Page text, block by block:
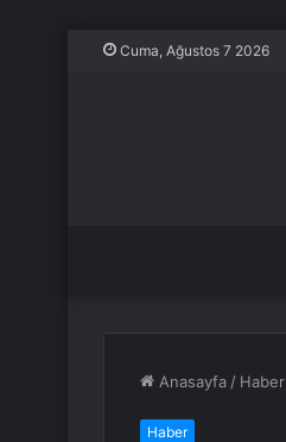
Cuma, Ağustos 7 2026
Anasayfa / Haber
Haber